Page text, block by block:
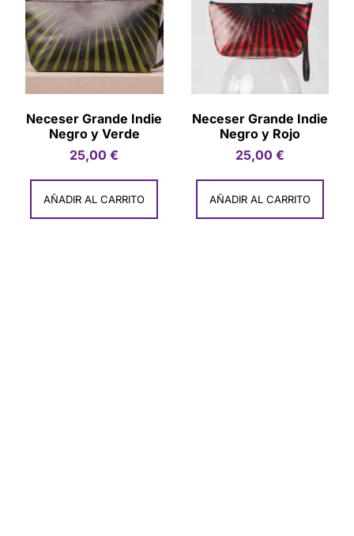
Neceser Grande Indie
Negro y Verde
25,00€
AÑADIR AL CARRITO
Neceser Grande Indie
Negro y Rojo
25,00 €
AÑADIR AL CARRITO